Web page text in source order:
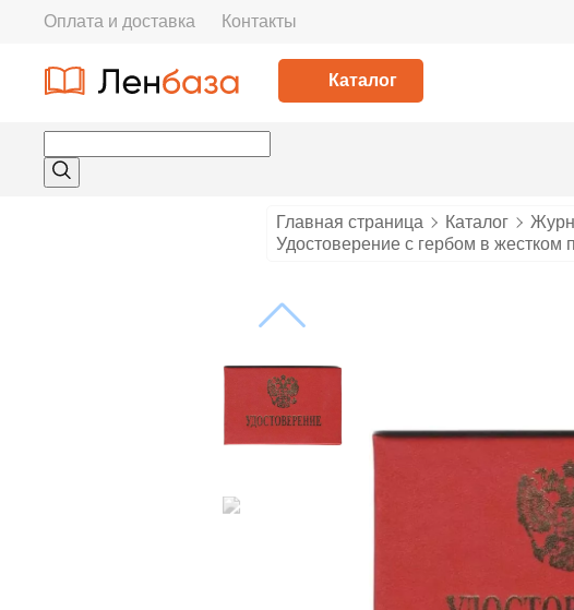
Оплата и доставка Контакты
Каталог
Главная страница Каталог
Удостоверение с гербом в жестком